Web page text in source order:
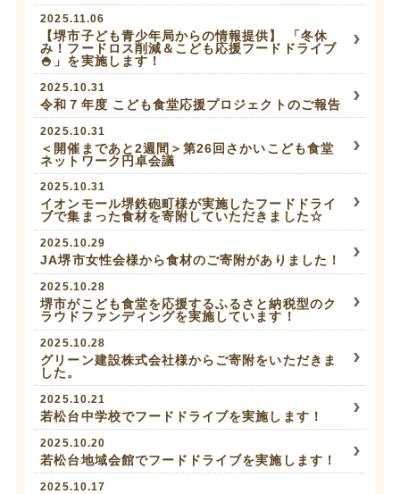
2025.11.06
【堺市子ども青少年局からの情報提供】 「冬休
み！フードロス削減＆こども応援フードドライブ
🍚」を実施します！
2025.10.31
令和７年度 こども食堂応援プロジェクトのご報告
2025.10.31
＜開催まであと2週間＞第26回さかいこども食堂
ネットワーク円卓会議
2025.10.31
イオンモール堺鉄砲町様が実施したフードドライ
ブで集まった食材を寄附していただきました☆
2025.10.29
JA堺市女性会様から食材のご寄附がありました！
2025.10.28
堺市がこども食堂を応援するふるさと納税型のク
ラウドファンディングを実施しています！
2025.10.28
グリーン建設株式会社様からご寄附をいただきま
した。
2025.10.21
若松台中学校でフードドライブを実施します！
2025.10.20
若松台地域会館でフードドライブを実施します！
2025.10.17